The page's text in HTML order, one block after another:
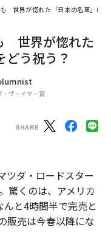
世界が惚れた「日本の名車」は
世界が惚れた
どう祝う？
・ザ・イヤー賞
ツダ・ロードスター
驚くのは、アメリカ
と4時間半で完売と
販売は今春以降にな